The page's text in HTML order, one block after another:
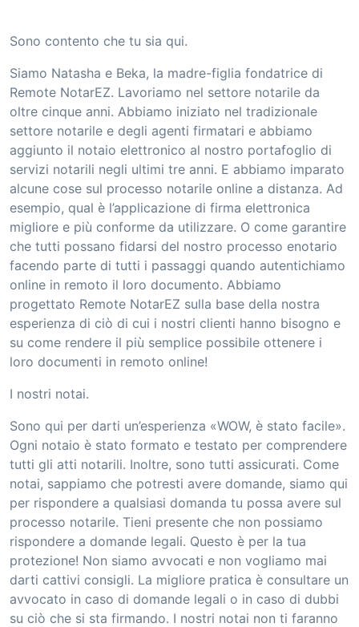
Sono contento che tu sia qui.
Siamo Natasha e Beka, la madre-figlia fondatrice di
Remote NotarEZ. Lavoriamo nel settore notarile da
oltre cinque anni. Abbiamo iniziato nel tradizionale
settore notarile e degli agenti firmatari e abbiamo
aggiunto il notaio elettronico al nostro portafoglio di
servizi notarili negli ultimi tre anni. E abbiamo imparato
alcune cose sul processo notarile online a distanza. Ad
esempio, qual è l’applicazione di firma elettronica
migliore e più conforme da utilizzare. O come garantire
che tutti possano fidarsi del nostro processo enotario
facendo parte di tutti i passaggi quando autentichiamo
online in remoto il loro documento. Abbiamo
progettato Remote NotarEZ sulla base della nostra
esperienza di ciò di cui i nostri clienti hanno bisogno e
su come rendere il più semplice possibile ottenere i
loro documenti in remoto online!
I nostri notai.
Sono qui per darti un’esperienza «WOW, è stato facile».
Ogni notaio è stato formato e testato per comprendere
tutti gli atti notarili. Inoltre, sono tutti assicurati. Come
notai, sappiamo che potresti avere domande, siamo qui
per rispondere a qualsiasi domanda tu possa avere sul
processo notarile. Tieni presente che non possiamo
rispondere a domande legali. Questo è per la tua
protezione! Non siamo avvocati e non vogliamo mai
darti cattivi consigli. La migliore pratica è consultare un
avvocato in caso di domande legali o in caso di dubbi
su ciò che si sta firmando. I nostri notai non ti faranno